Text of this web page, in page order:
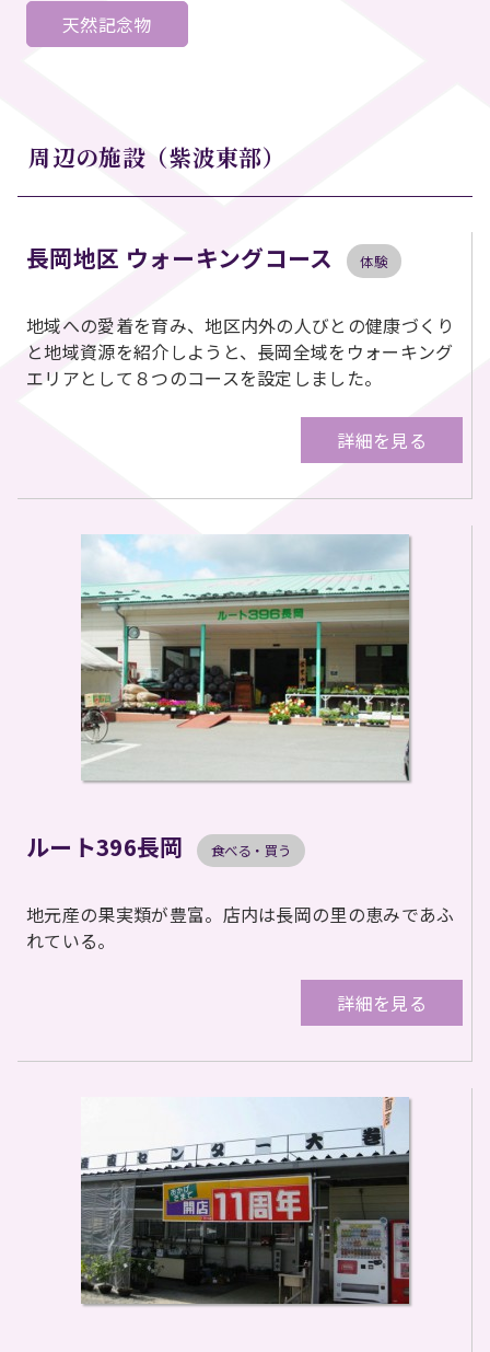
天然記念物
周辺の施設（紫波東部）
長岡地区 ウォーキングコース 体験
地域への愛着を育み、地区内外の人びとの健康づくり
と地域資源を紹介しようと、長岡全域をウォーキング
エリアとして８つのコースを設定しました。
詳細を見る
ルート396長岡 食べる・買う
地元産の果実類が豊富。店内は長岡の里の恵みであふ
れている。
詳細を見る